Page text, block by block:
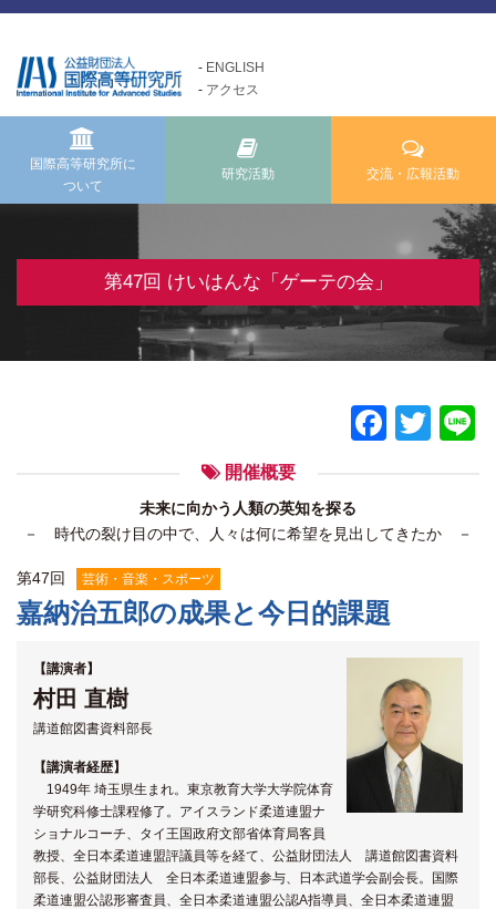
ENGLISH
アクセス
国際高等研究所に
ついて
研究活動 交流・広報活動
About us
国際高等研究所についてTOP
基本理念・ミッション
設立経緯・歩み
組織・運営について
Research Activities
研究活動TOP
公募研究・その他の研究
Exchange and Public
Relations Activities
けいはんな「meta鼎談」
けいはんな「市民懇談」
IIAS塾ジュニアセミナー
関係機関との連携
第47回 けいはんな「ゲーテの会」
開催概要
未来に向かう人類の英知を探る
－ 時代の裂け目の中で、人々は何に希望を見出してきたか －
第47回 芸術・音楽・スポーツ
嘉納治五郎の成果と今日的課題
【講演者】
村田 直樹
講道館図書資料部長
【講演者経歴】
1949年 埼玉県生まれ。東京教育大学大学院体育
学研究科修士課程修了。アイスランド柔道連盟ナ
ショナルコーチ、タイ王国政府文部省体育局客員
教授、全日本柔道連盟評議員等を経て、公益財団法人 講道館図書資料
部長、公益財団法人 全日本柔道連盟参与、日本武道学会副会長。国際
柔道連盟公認形審査員、全日本柔道連盟公認A指導員、全日本柔道連盟